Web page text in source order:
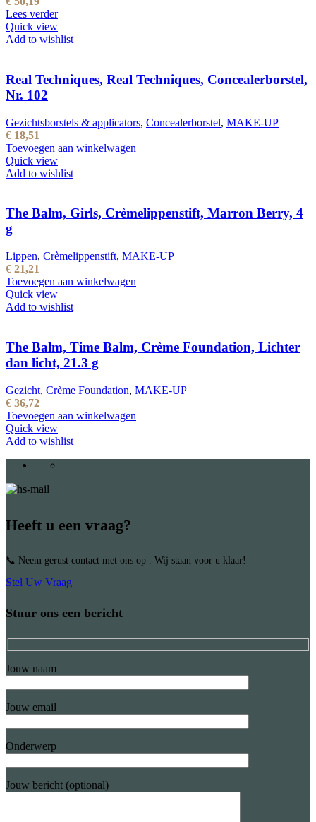
Lees verder
Quick view
Add to wishlist
Real Techniques, Real Techniques, Concealerborstel,
Nr. 102
Gezichtsborstels & applicators, Concealerborstel, MAKE-UP
€ 18,51
Toevoegen aan winkelwagen
Quick view
Add to wishlist
The Balm, Girls, Crèmelippenstift, Marron Berry, 4
g
Lippen, Crèmelippenstift, MAKE-UP
€ 21,21
Toevoegen aan winkelwagen
Quick view
Add to wishlist
The Balm, Time Balm, Crème Foundation, Lichter
dan licht, 21.3 g
Gezicht, Crème Foundation, MAKE-UP
€ 36,72
Toevoegen aan winkelwagen
Quick view
Add to wishlist
Heeft u een vraag?
📞 Neem gerust contact met ons op . Wij staan voor u klaar!
Stel Uw Vraag
Stuur ons een bericht
Jouw naam
Jouw email
Onderwerp
Jouw bericht (optional)